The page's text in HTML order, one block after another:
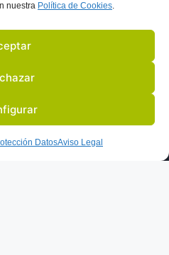
nuestra Política de Cookies.
DatosAviso Legal
BLOG EN LA PRENSA